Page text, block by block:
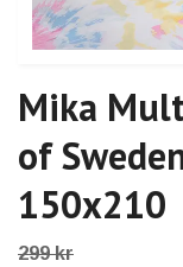
Mika
of
150x210
299 kr